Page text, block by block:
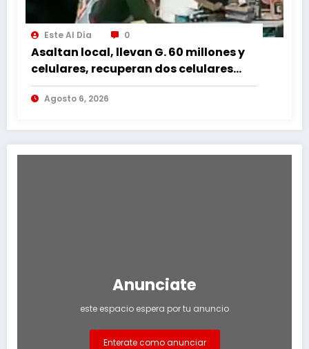
Este Al Día 0
Asaltan local, llevan G. 60 millones y
celulares, recuperan dos celulares
mediante rastreo y persecución
Agosto 6, 2026
Anunciate
este espacio espera por tu anuncio
Enterate como anunciar